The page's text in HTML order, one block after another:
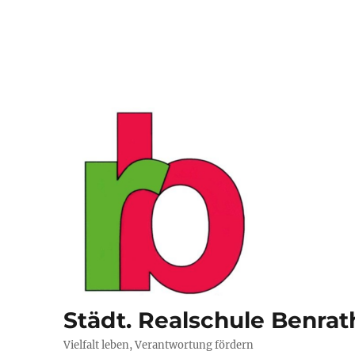
Städt. Realschule
Vielfalt leben, Verantwortung fördern